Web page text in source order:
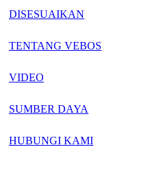
français
العربية
DISESUAIKAN
TENTANG VEBOS
VIDEO
SUMBER DAYA
HUBUNGI KAMI